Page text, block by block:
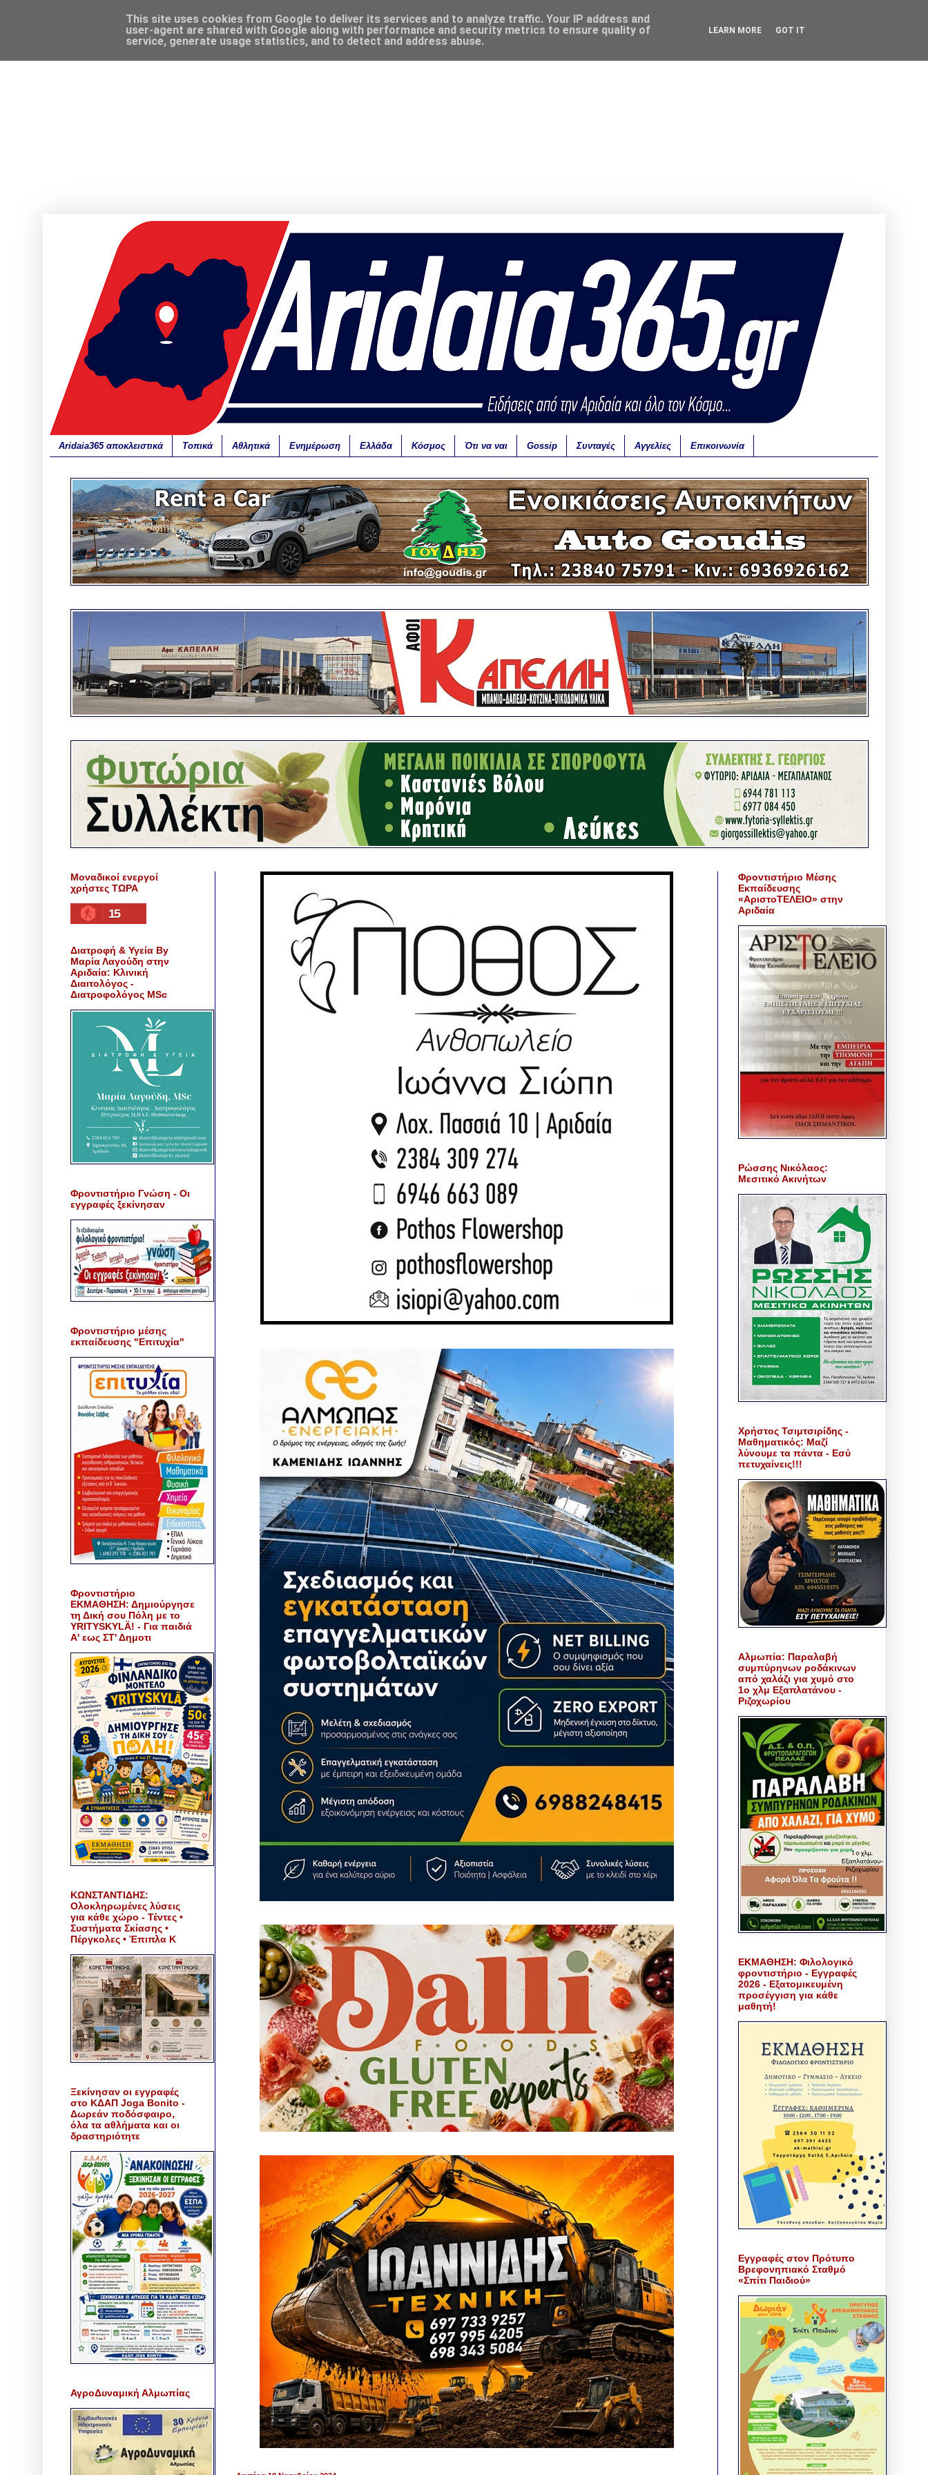
Aridaia365 αποκλειστικά Τοπικά Αθλητικά Ενημέρωση Ελλάδα Κόσμος Ότι να ναι Gossip Συνταγές Αγγελίες Επικοινωνία
Μοναδικοί ενεργοί
χρήστες ΤΩΡΑ
15
Διατροφή & Υγεία By
Μαρία Λαγούδη στην
Αριδαία: Κλινική
Διαιτολόγος -
Διατροφολόγος MSc
Φροντιστήριο Γνώση - Οι
εγγραφές ξεκίνησαν
Φροντιστήριο μέσης
εκπαίδευσης "Επιτυχία"
Φροντιστήριο
ΕΚΜΑΘΗΣΗ: Δημιούργησε
τη Δική σου Πόλη με το
YRITYSKYLÄ! - Για παιδιά
Α' εως ΣΤ' Δημοτι
ΚΩΝΣΤΑΝΤΙΔΗΣ:
Ολοκληρωμένες λύσεις
για κάθε χώρο - Τέντες •
Συστήματα Σκίασης •
Πέργκολες • Έπιπλα Κ
Ξεκίνησαν οι εγγραφές
στο ΚΔΑΠ Joga Bonito -
Δωρεάν ποδόσφαιρο,
όλα τα αθλήματα και οι
δραστηριότητε
ΑγροΔυναμική Αλμωπίας
Φροντιστήριο Μέσης
Εκπαίδευσης
«ΑριστοΤΕΛΕΙΟ» στην
Αριδαία
Ρώσσης Νικόλαος:
Μεσιτικό Ακινήτων
Χρήστος Τσιμτσιρίδης -
Μαθηματικός: Μαζί
λύνουμε τα πάντα - Εσύ
πετυχαίνεις!!!
Αλμωπία: Παραλαβή
συμπύρηνων ροδάκινων
από χαλάζι για χυμό στο
1ο χλμ Εξαπλατάνου -
Ριζοχωρίου
ΕΚΜΑΘΗΣΗ: Φιλολογικό
φροντιστήριο - Εγγραφές
2026 - Εξατομικευμένη
προσέγγιση για κάθε
μαθητή!
Εγγραφές στον Πρότυπο
Βρεφονηπιακό Σταθμό
«Σπίτι Παιδιού»
This site uses cookies from Google to deliver its services and to analyze traffic. Your IP address and
user-agent are shared with Google along with performance and security metrics to ensure quality of
service, generate usage statistics, and to detect and address abuse.
LEARN MORE GOT IT